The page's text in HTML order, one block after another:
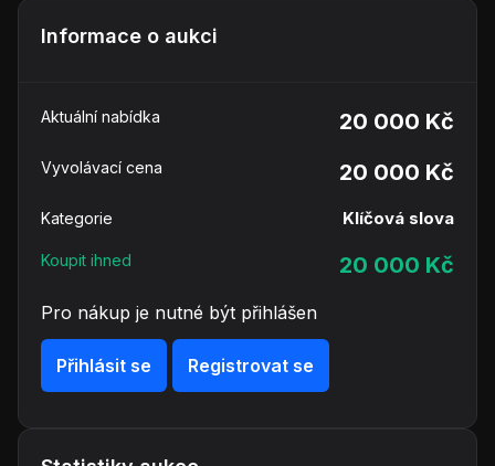
Informace o aukci
Aktuální nabídka 20 000 Kč
Vyvolávací cena 20 000 Kč
Kategorie Klíčová slova
Koupit ihned 20 000 Kč
Pro nákup je nutné být přihlášen
Přihlásit se Registrovat se